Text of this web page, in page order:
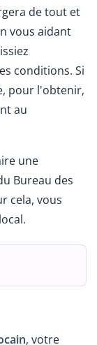
de tout et
vous aidant
conditions. Si
pour l'obtenir,
au
une
Bureau des
cela, vous
, votre